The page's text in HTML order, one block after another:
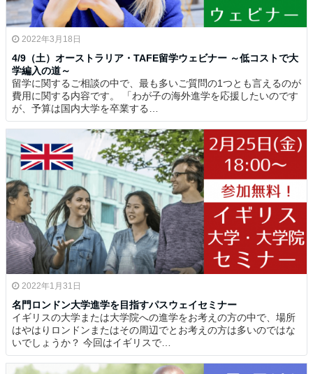
2022年3月18日
4/9（土）オーストラリア・TAFE留学ウェビナー ～低コストで大
学編入の道～
留学に関するご相談の中で、最も多いご質問の1つとも言えるのが
費用に関する内容です。 「わが子の海外進学を応援したいのです
が、予算は国内大学を卒業する…
2022年1月31日
名門ロンドン大学進学を目指すパスウェイセミナー
イギリスの大学または大学院への進学をお考えの方の中で、場所
はやはりロンドンまたはその周辺でとお考えの方は多いのではな
いでしょうか？ 今回はイギリスで…